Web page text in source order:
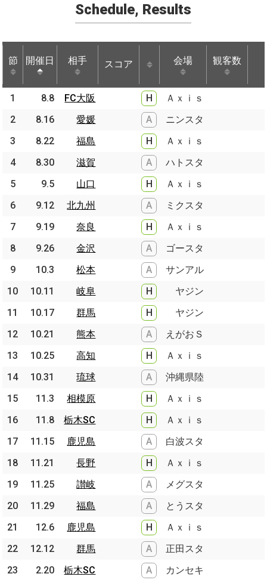
Schedule, Results
節 開催日 相手 スコア 会場 観客数
節 開催日 相手 会場
1 8.8 FC大阪 H
Ａｘｉｓ
2
8.16 愛媛 A
ニンスタ
3
8.22 福島 H
Ａｘｉｓ
4
8.30 滋賀 A
ハトスタ
5
9.5 山口 H
Ａｘｉｓ
6
9.12 北九州 A
ミクスタ
7
9.19 奈良 H
Ａｘｉｓ
8
9.26 金沢 A
ゴースタ
9
10.3 松本 A
サンアル
10
10.11 岐阜 H
ヤジン
11
10.17 群馬 H
ヤジン
12
10.21 熊本 A
えがおＳ
13
10.25 高知 H
Ａｘｉｓ
14
10.31 琉球 A
沖縄県陸
15
11.3 相模原 H
Ａｘｉｓ
16
11.8 栃木SC H
Ａｘｉｓ
17
11.15 鹿児島 A
白波スタ
18
11.21 長野 H
Ａｘｉｓ
19
11.25 讃岐 A
メグスタ
20
11.29 福島 A
とうスタ
21
12.6 鹿児島 H
Ａｘｉｓ
22
12.12 群馬 A
正田スタ
23
2.20 栃木SC A
カンセキ
節 開催日 相手
1 8.8
FC大阪
2
8.16
愛媛
3
8.22
福島
4
8.30
滋賀
5
9.5
山口
6
9.12
北九州
7
9.19
奈良
8
9.26
金沢
9
10.3
松本
10
10.11
岐阜
11
10.17
群馬
12
10.21
熊本
13
10.25
高知
14
10.31
琉球
15
11.3
相模原
16
11.8
栃木SC
17
11.15
鹿児島
18
11.21
長野
19
11.25
讃岐
20
11.29
福島
21
12.6
鹿児島
22
12.12
群馬
23
2.20
栃木SC